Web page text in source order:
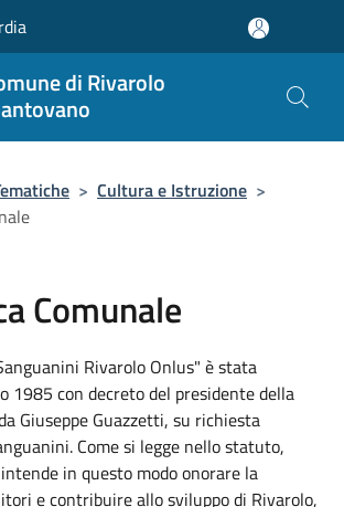
di Rivarolo
> Cultura e Istruzione >
Comunale
Rivarolo Onlus" è stata
1985 con decreto del presidente della
Giuseppe Guazzetti, su richiesta
Come si legge nello statuto,
in questo modo onorare la
e contribuire allo sviluppo di Rivarolo,